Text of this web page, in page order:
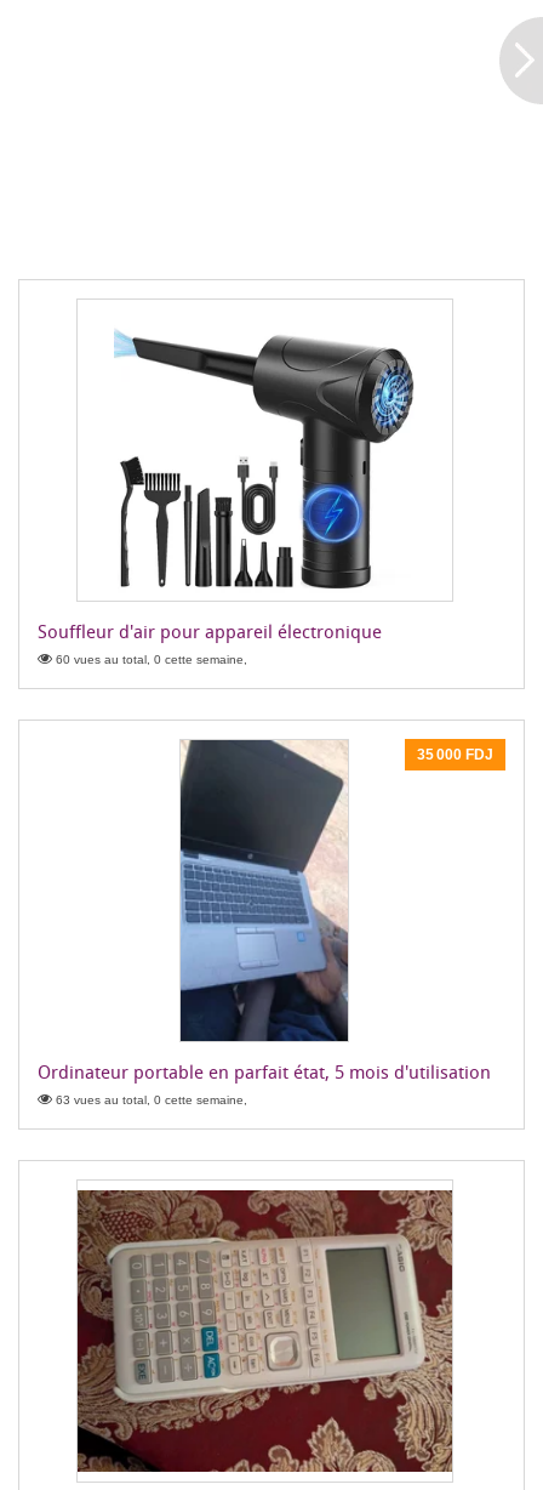
Souffleur d'air pour appareil électronique
60 vues au total, 0 cette semaine,
35 000 FDJ
Ordinateur portable en parfait état, 5 mois d'utilisation
63 vues au total, 0 cette semaine,